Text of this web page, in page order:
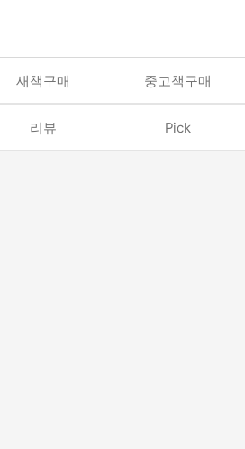
새책구매 중고책구매
리뷰 Pick